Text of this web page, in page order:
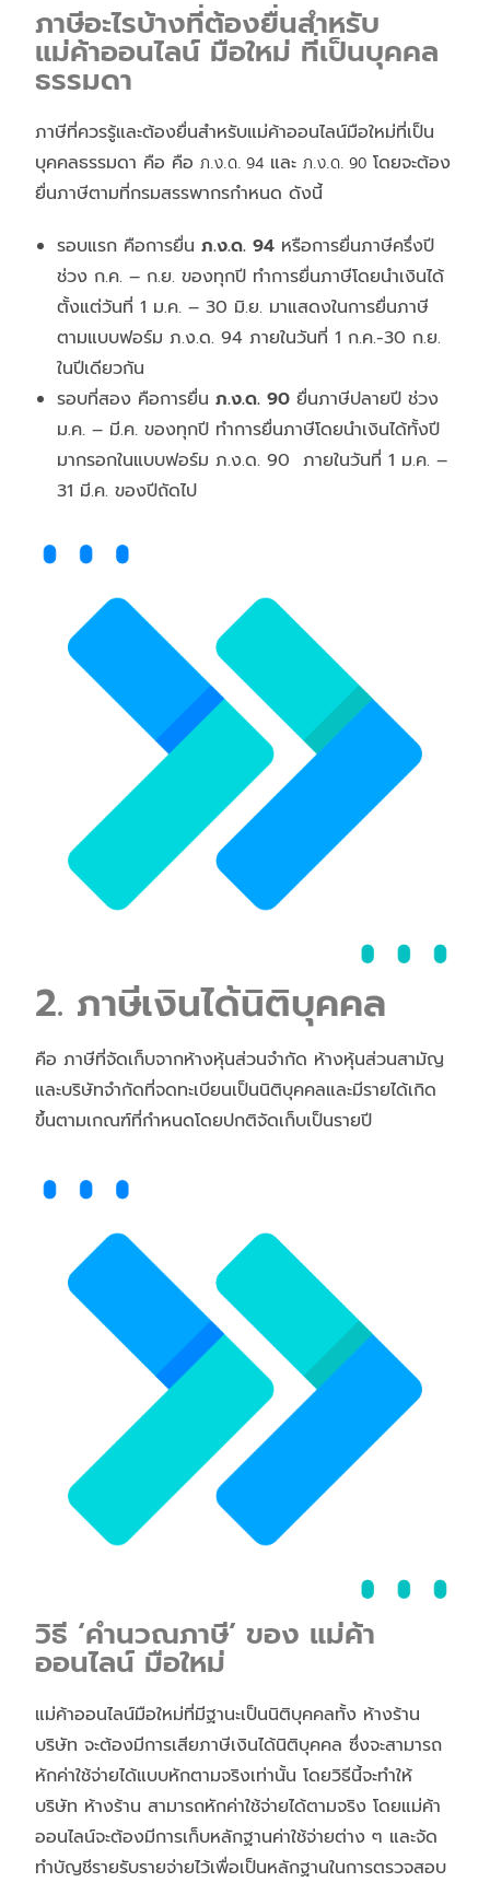
ภาษีอะไรบ้างที่ต้องยื่นสำหรับ
แม่ค้าออนไลน์ มือใหม่ ที่เป็นบุคคล
ธรรมดา
ภาษีที่ควรรู้และต้องยื่นสำหรับแม่ค้าออนไลน์มือใหม่ที่เป็น
บุคคลธรรมดา คือ คือภ.ง.ด. 94 และ ภ.ง.ด. 90 โดยจะต้อง
ยื่นภาษีตามที่กรมสรรพากรกำหนด ดังนี้
รอบแรก คือการยื่นภ.ง.ด.94 หรือการยื่นภาษีครึ่งปี
ช่วง ก.ค. – ก.ย. ของทุกปี ทำการยื่นภาษีโดยนำเงินได้
ตั้งแต่วันที่ 1 ม.ค. – 30 มิ.ย. มาแสดงในการยื่นภาษี
ตามแบบฟอร์ม ภ.ง.ด. 94 ภายในวันที่ 1 ก.ค.-30 ก.ย.
ในปีเดียวกัน
รอบที่สอง คือการยื่นภ.ง.ด.90 ยื่นภาษีปลายปี ช่วง
ม.ค. – มี.ค. ของทุกปี ทำการยื่นภาษีโดยนำเงินได้ทั้งปี
มากรอกในแบบฟอร์ม ภ.ง.ด. 90 ภายในวันที่ 1 ม.ค. –
31 มี.ค. ของปีถัดไป
2. ภาษีเงินได้นิติบุคคล
คือ ภาษีที่จัดเก็บจากห้างหุ้นส่วนจำกัด ห้างหุ้นส่วนสามัญ
และบริษัทจำกัดที่จดทะเบียนเป็นนิติบุคคลและมีรายได้เกิด
ขึ้นตามเกณฑ์ที่กำหนดโดยปกติจัดเก็บเป็นรายปี
วิธี ‘คำนวณภาษี’ ของ แม่ค้า
ออนไลน์ มือใหม่
แม่ค้าออนไลน์มือใหม่ที่มีฐานะเป็นนิติบุคคลทั้ง ห้างร้าน
บริษัท จะต้องมีการเสียภาษีเงินได้นิติบุคคล ซึ่งจะสามารถ
หักค่าใช้จ่ายได้แบบหักตามจริงเท่านั้น โดยวิธีนี้จะทำให้
บริษัท ห้างร้าน สามารถหักค่าใช้จ่ายได้ตามจริง โดยแม่ค้า
ออนไลน์จะต้องมีการเก็บหลักฐานค่าใช้จ่ายต่าง ๆ และจัด
ทำบัญชีรายรับรายจ่ายไว้เพื่อเป็นหลักฐานในการตรวจสอบ